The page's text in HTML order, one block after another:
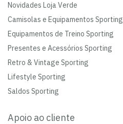
Novidades Loja Verde
Camisolas e Equipamentos Sporting
Equipamentos de Treino Sporting
Presentes e Acessórios Sporting
Retro & Vintage Sporting
Lifestyle Sporting
Saldos Sporting
Apoio ao cliente